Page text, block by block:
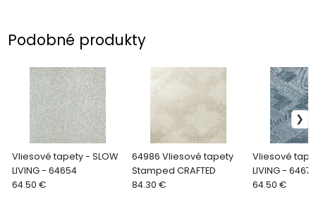
Podobné produkty
Vliesové tapety - SLOW
LIVING - 64654
64.50 €
64986 Vliesové tapety
Stamped CRAFTED
84.30 €
Vliesové
LIVING - 64678
64.50 €